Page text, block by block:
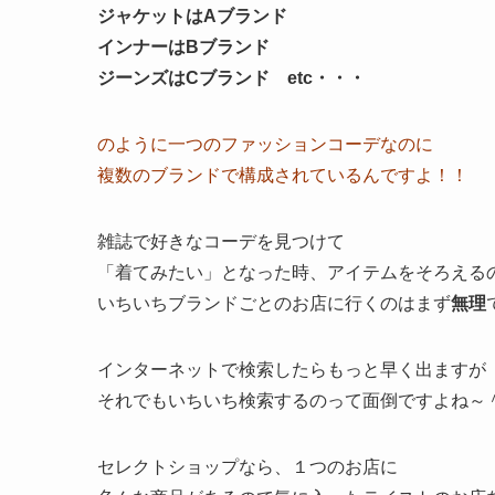
ジャケットはAブランド
インナーはBブランド
ジーンズはCブランド etc・・・
のように一つのファッションコーデなのに
複数のブランドで構成されているんですよ！！
雑誌で好きなコーデを見つけて
「着てみたい」となった時、アイテムをそろえる
いちいちブランドごとのお店に行くのはまず無理
インターネットで検索したらもっと早く出ますが
それでもいちいち検索するのって面倒ですよね～
セレクトショップなら、１つのお店に